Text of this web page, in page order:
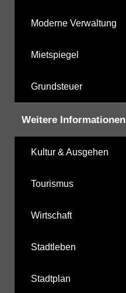
Moderne Verwaltung
Mietspiegel
Grundsteuer
Weitere Informationen
Kultur & Ausgehen
Tourismus
Wirtschaft
Stadtleben
Stadtplan